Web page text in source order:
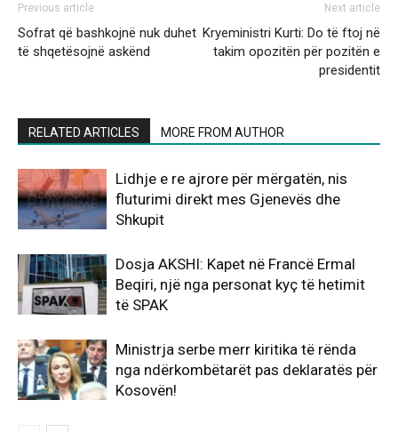
Previous article
Sofrat që bashkojnë nuk duhet
të shqetësojnë askënd
Next article
Kryeministri Kurti: Do të ftoj në
takim opozitën për pozitën e
presidentit
RELATED ARTICLES MORE FROM AUTHOR
Lidhje e re ajrore për mërgatën, nis
fluturimi direkt mes Gjenevës dhe
Shkupit
Dosja AKSHI: Kapet në Francë Ermal
Beqiri, një nga personat kyç të hetimit
të SPAK
Ministrja serbe merr kiritika të rënda
nga ndërkombëtarët pas deklaratës për
Kosovën!